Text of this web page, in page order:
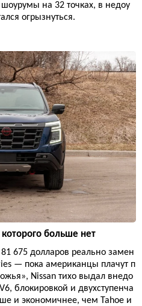
на 32 точках, в недоу
огрызнуться.
которого больше нет
675 долларов реально замен
— пока американцы плачут п
Nissan тихо выдал внедо
блокировкой и двухступенча
и экономичнее, чем Tahoe и